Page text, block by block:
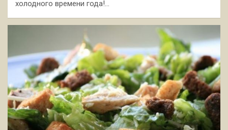
холодного времени года!…